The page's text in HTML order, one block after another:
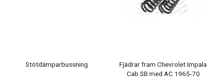
Stötdämparbussning
Fjädrar fram Chevrolet Impala
Cab SB med AC 1965-70